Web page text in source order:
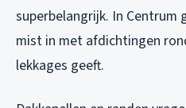
superbelangrijk. In Centrum
mist in met afdichtingen
lekkages geeft.